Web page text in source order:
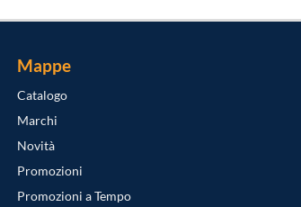
Mappe
Catalogo
Marchi
Novità
Promozioni
Promozioni a Tempo